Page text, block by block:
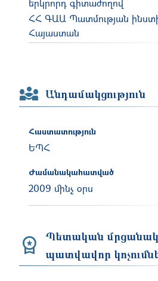
ՀՀ ԳԱԱ Պատմության
Հայաստան
Անդամակցություն
Հաստատություն
ԵՊՀ
Ժամանակահատված
2009 մինչ օրս
Պետական
պատվավոր